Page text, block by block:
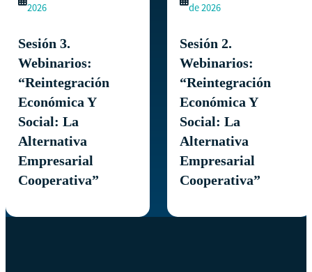
2026
Sesión 3.
Webinarios:
“Reintegración
Económica Y
Social: La
Alternativa
Empresarial
Cooperativa”
de 2026
Sesión 2.
Webinarios:
“Reintegración
Económica Y
Social: La
Alternativa
Empresarial
Cooperativa”